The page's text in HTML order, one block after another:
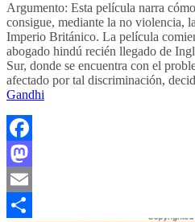
Argumento: Esta película narra
consigue, mediante la no violencia,
Imperio Británico. La película
abogado hindú recién llegado de
Sur, donde se encuentra con el
afectado por tal discriminación,
Gandhi
Facebook
Mastodon
Email